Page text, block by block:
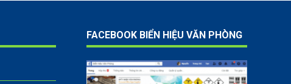
FACEBOOK BIỂN HIỆU VĂN PHÒNG